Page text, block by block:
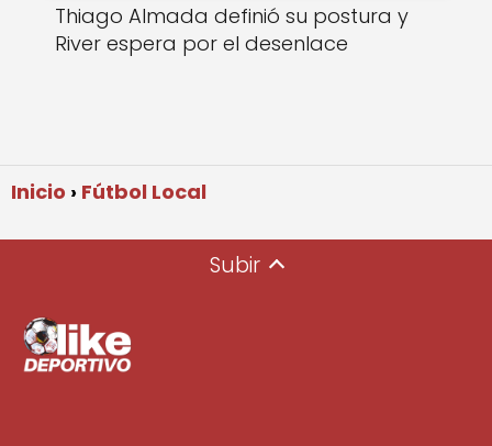
Thiago Almada definió su postura y
River espera por el desenlace
Inicio Fútbol Local
Subir